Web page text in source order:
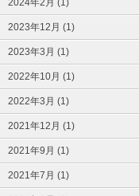
2024年2月 (1)
2023年12月 (1)
2023年3月 (1)
2022年10月 (1)
2022年3月 (1)
2021年12月 (1)
2021年9月 (1)
2021年7月 (1)